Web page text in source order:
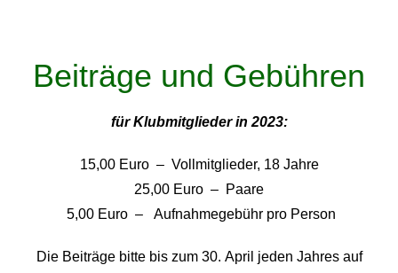
Beiträge und Gebühren
für Klubmitglieder in 2023:
15,00 Euro – Vollmitglieder, 18 Jahre
25,00 Euro – Paare
5,00 Euro – Aufnahmegebühr pro Person
Die Beiträge bitte bis zum 30. April jeden Jahres auf